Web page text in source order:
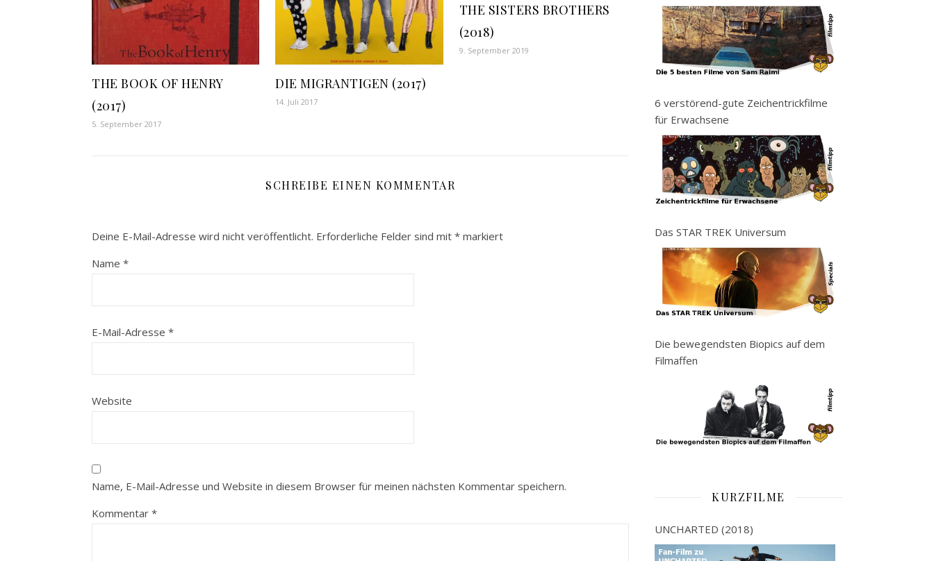
THE BOOK OF HENRY
(2017)
5. September 2017
DIE MIGRANTIGEN (2017)
14. Juli 2017
THE SISTERS BROTHERS
(2018)
9. September 2019
SCHREIBE EINEN KOMMENTAR
Deine E-Mail-Adresse wird nicht veröffentlicht. Erforderliche Felder sind mit * markiert
Name *
E-Mail-Adresse *
Website
Name, E-Mail-Adresse und Website in diesem Browser für meinen nächsten Kommentar speichern.
Kommentar *
6 verstörend-gute Zeichentrickfilme
für Erwachsene
Das STAR TREK Universum
Die bewegendsten Biopics auf dem
Filmaffen
KURZFILME
UNCHARTED (2018)